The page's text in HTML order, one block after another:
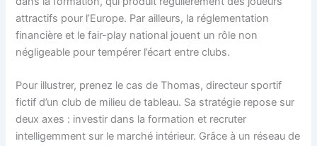
attractifs pour l’Europe. Par ailleurs, la réglementation
financière et le fair-play national jouent un rôle non
négligeable pour tempérer l’écart entre clubs.
Pour illustrer, prenez le cas de Thomas, directeur sportif
fictif d’un club de milieu de tableau. Sa stratégie repose sur
deux axes : investir dans la formation et recruter
intelligemment sur le marché intérieur. Grâce à un réseau de